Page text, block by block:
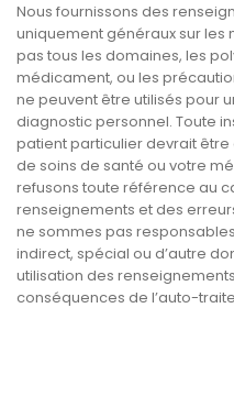
Nous fournissons des
uniquement généraux sur les
pas tous les domaines, les
médicament, ou les
ne peuvent être utilisés pour
diagnostic personnel. Toute
patient particulier devrait
de soins de santé ou votre
refusons toute référence au
renseignements et des
ne sommes pas
indirect, spécial ou d’autre
utilisation des
conséquences de l’auto-